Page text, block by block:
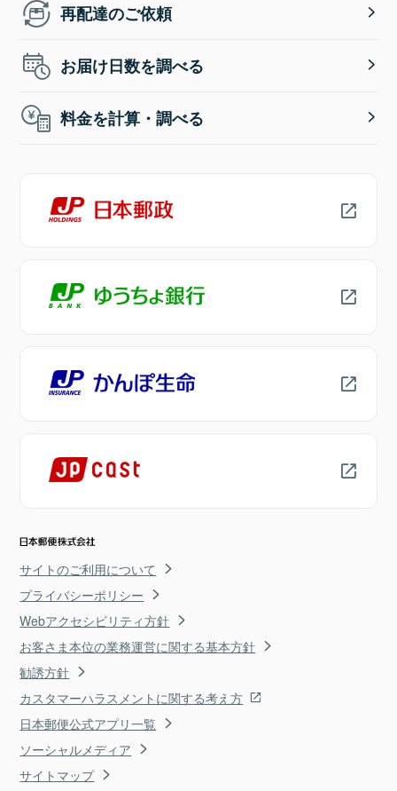
再配達のご依頼
お届け日数を調べる
料金を計算・調べる
サイトのご利用について
プライバシーポリシー
Webアクセシビリティ方針
お客さま本位の業務運営に関する基本方針
勧誘方針
カスタマーハラスメントに関する考え方
日本郵便公式アプリ一覧
ソーシャルメディア
サイトマップ